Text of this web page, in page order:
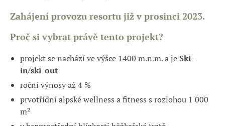
Zahájení provozu resortu již v prosinci 2023.
Proč si vybrat právě tento projekt?
projekt se nachází ve výšce 1400 m.n.m. a jeSki-
in/ski-out
roční výnosy až 4 %
prvotřídní alpské wellness a fitness s rozlohou 1 000
m²